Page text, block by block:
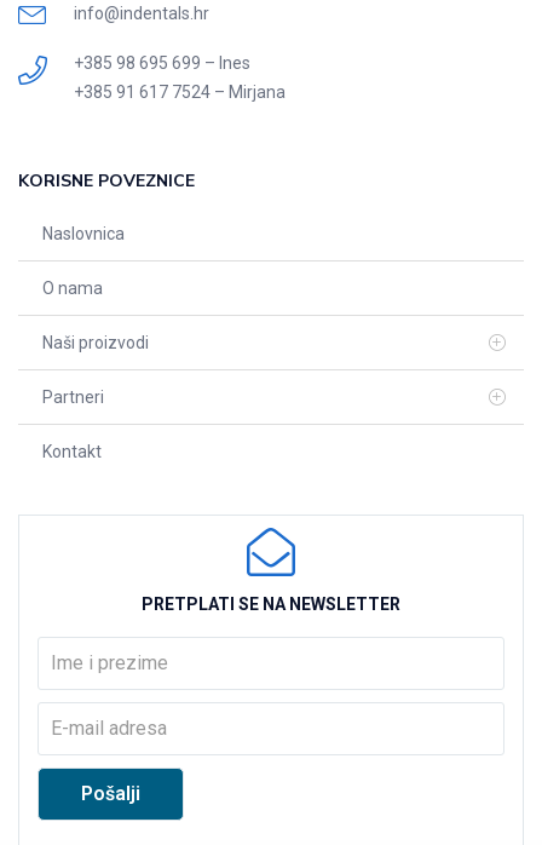
info@indentals.hr
+385 98 695 699 – Ines
+385 91 617 7524 – Mirjana
KORISNE POVEZNICE
Naslovnica
O nama
Naši proizvodi
Partneri
Kontakt
PRETPLATI SE NA NEWSLETTER